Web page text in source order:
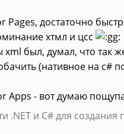
Pages, достаточно
хтмл и цсс
был, думал, что так
(нативное на с#
Apps - вот думаю
.NET и C# для